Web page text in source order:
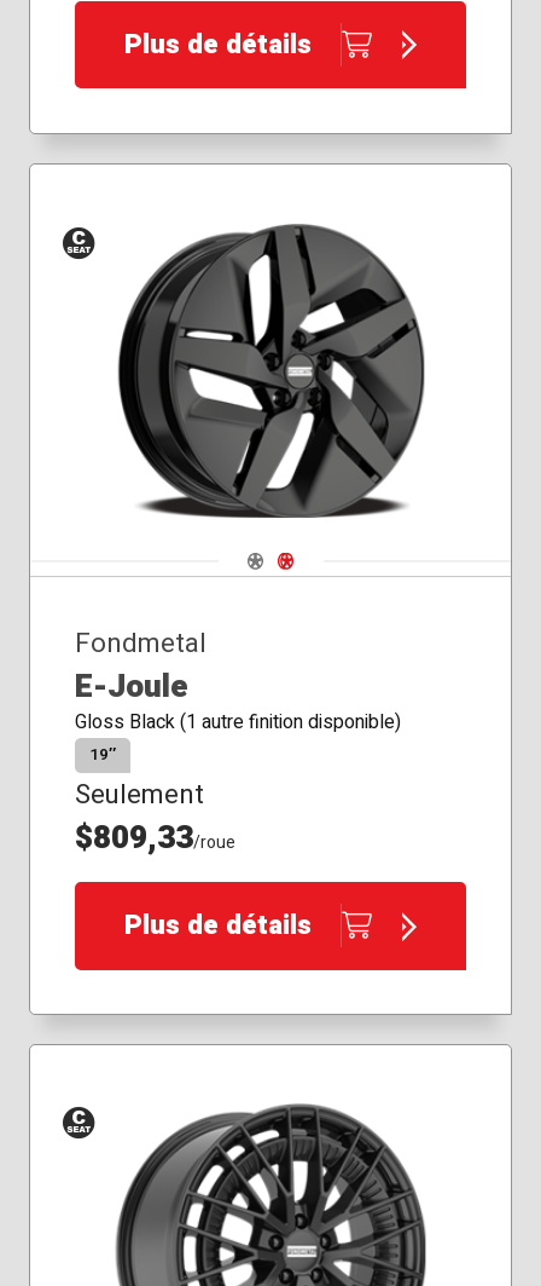
Plus de détails
Siège
conique
Navigate 1
Navigate 2
Fondmetal
E-Joule
Gloss Black (1 autre finition disponible)
19″
Seulement
$809,33/roue
Plus de détails
Siège
conique